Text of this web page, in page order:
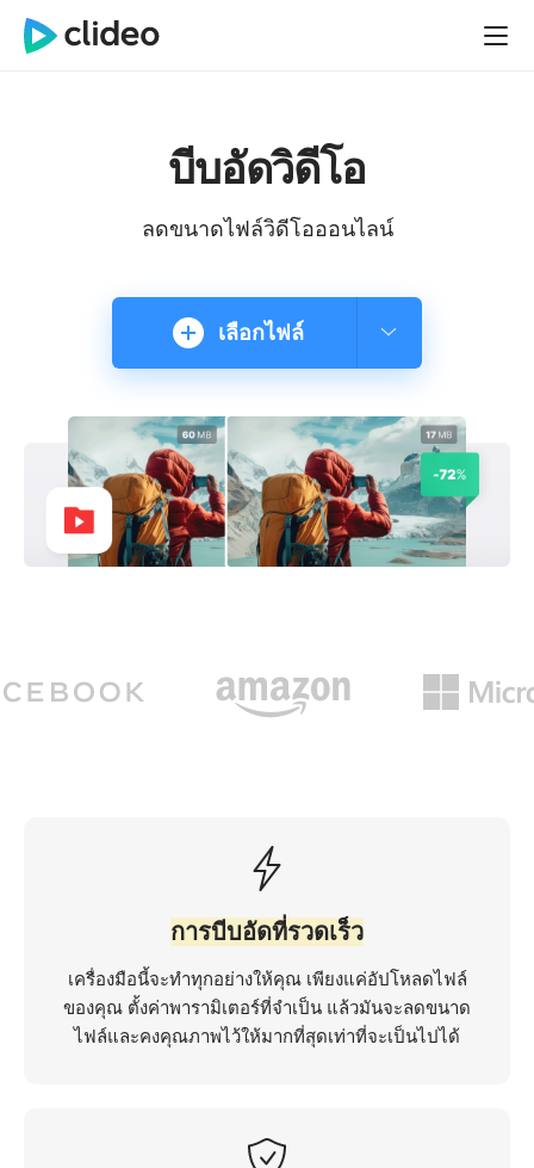
บีบอัดวิดีโอ
ลดขนาดไฟล์วิดีโอออนไลน์
เลือกไฟล์
การบีบอัดที่รวดเร็ว
เครื่องมือนี้จะทำทุกอย่างให้คุณ เพียงแค่อัปโหลดไฟล์
ของคุณ ตั้งค่าพารามิเตอร์ที่จำเป็น แล้วมันจะลดขนาด
ไฟล์และคงคุณภาพไว้ให้มากที่สุดเท่าที่จะเป็นไปได้